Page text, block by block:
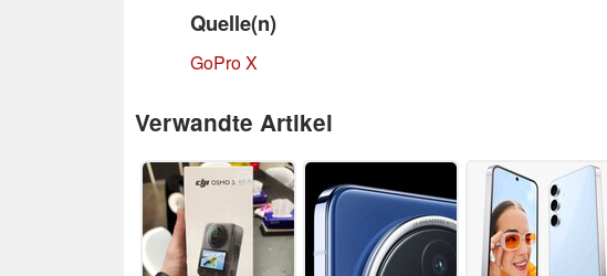
Quelle(n)
GoPro X
Verwandte Artikel